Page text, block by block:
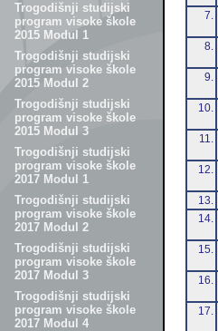
Trogodišnji studijski
program visoke škole
2015 Modul 1
Trogodišnji studijski
program visoke škole
2015 Modul 2
Trogodišnji studijski
program visoke škole
2015 Modul 3
Trogodišnji studijski
program visoke škole
2017 Modul 1
Trogodišnji studijski
program visoke škole
2017 Modul 2
Trogodišnji studijski
program visoke škole
2017 Modul 3
Trogodišnji studijski
program visoke škole
2017 Modul 4
7.
8.
9.
10.
11.
12.
13.
14.
15.
16.
17.